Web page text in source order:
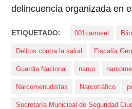
delincuencia organizada en
ETIQUETADO: 001carrusel
Delitos contra la salud Fiscalía
Guardia Nacional narco
Narcomenudistas Narcotráfico
Secretaría Municipal de Seguridad